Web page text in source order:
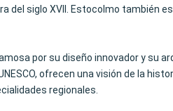
del siglo XVII. Estocolmo
por su diseño innovador y su
ofrecen una visión de la
regionales.